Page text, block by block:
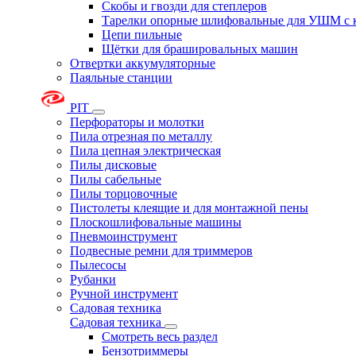
Скобы и гвозди для степлеров
Тарелки опорные шлифовальные для УШМ с
Цепи пильные
Щётки для брашировальных машин
Отвертки аккумуляторные
Паяльные станции
PIT
Перфораторы и молотки
Пила отрезная по металлу
Пила цепная электрическая
Пилы дисковые
Пилы сабельные
Пилы торцовочные
Пистолеты клеящие и для монтажной пены
Плоскошлифовальные машины
Пневмоинструмент
Подвесные ремни для триммеров
Пылесосы
Рубанки
Ручной инструмент
Садовая техника
Садовая техника
Смотреть весь раздел
Бензотриммеры